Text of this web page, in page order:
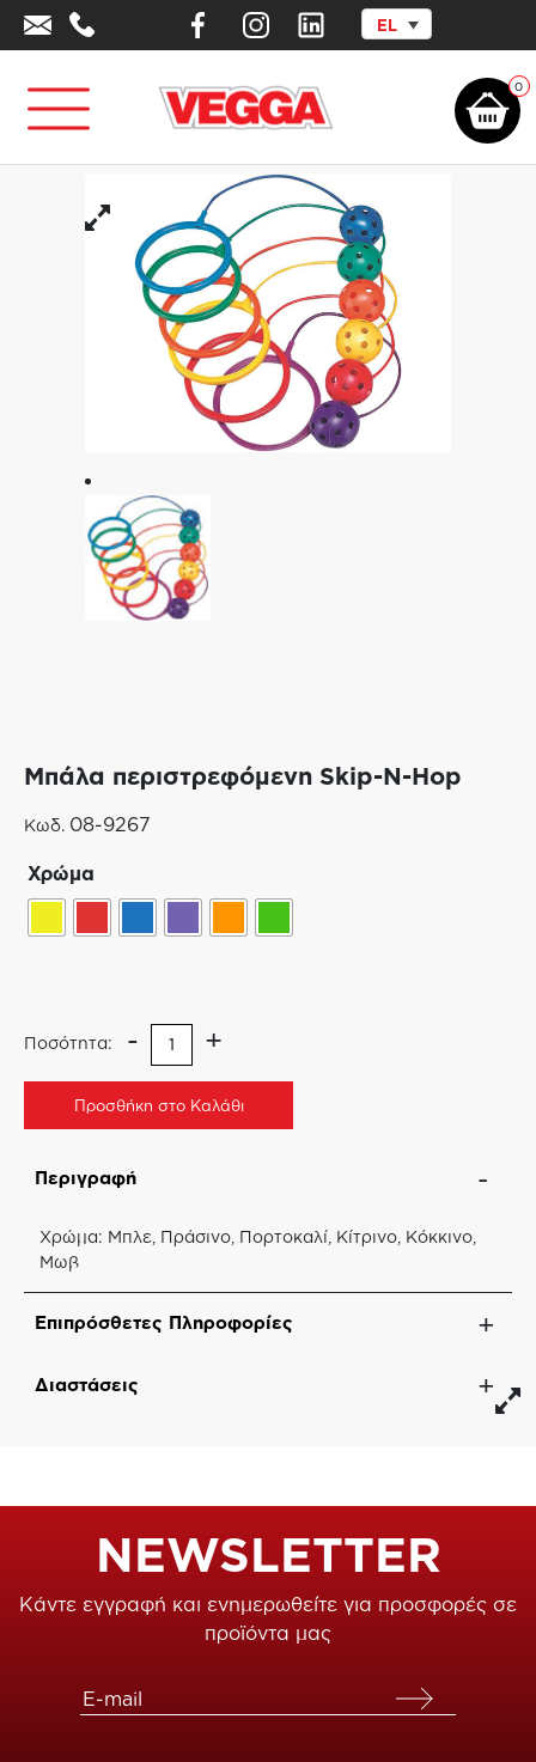
EL
0
Αρχική σελίδα Αθλητικά Είδη - Εξοπλισμός/Φυσική Αγωγή –
Μπάλα περιστρεφόμενη Skip-N-Hop
Κωδ. 08-9267
Χρώμα
- +
Ποσότητα:
Προσθήκη στο Καλάθι
Περιγραφή
Χρώμα: Μπλε, Πράσινο, Πορτοκαλί, Κίτρινο, Κόκκινο,
Μωβ
Επιπρόσθετες Πληροφορίες
Διαστάσεις
NEWSLETTER
Κάντε εγγραφή και ενημερωθείτε για προσφορές σε
προϊόντα μας